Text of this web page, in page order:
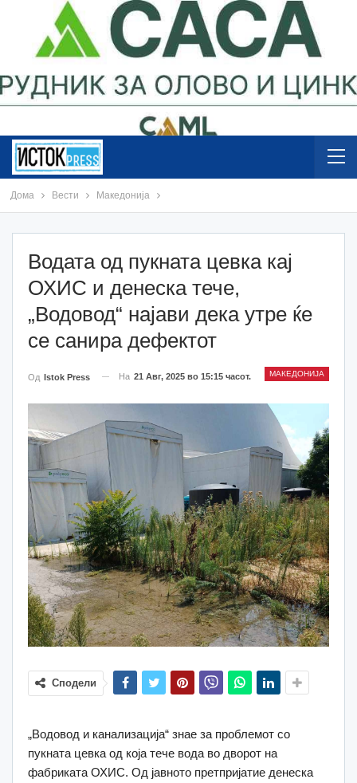
Дома Вести Македонија
Водата од пукната цевка кај
ОХИС и денеска тече,
„Водовод“ најави дека утре ќе
се санира дефектот
МАКЕДОНИЈА
Од Istok Press На 21 Авг, 2025 во 15:15 часот.
Сподели
„Водовод и канализација“ знае за проблемот со
пукната цевка од која тече вода во дворот на
фабриката ОХИС. Од јавното претпријатие денеска